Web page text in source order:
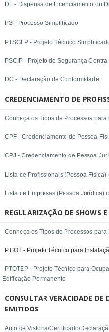
DL - Dispensa de Licenciamento ou
PS - Processo Simplificado
PTSGLP - Projeto Técnico
PSCIP - Projeto de Segurança
DC - Declaração de Conformidade
CREDENCIAMENTO DE
Conheça os Tipos de Processos para
CPF - Credenciamento de Pessoa
CPJ - Credenciamento de Pessoa
Lista de Profissionais (Pessoa Física)
Lista de Empresas (Pessoa Jurídica)
REGULARIZAÇÃO DE SHOWS
Conheça os Tipos de Processos
PTIOT - Projeto Técnico para
PTOTEP - Projeto Técnico para
Edificação Permanente
CONSULTAR VERACIDADE DE
EMITIDOS
Auto de Vistoria/Certificado/